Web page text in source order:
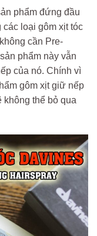
phẩm đứng đầu
loại gôm xịt tóc
cần Pre-
phẩm này vẫn
của nó. Chính vì
gôm xịt giữ nếp
không thể bỏ qua